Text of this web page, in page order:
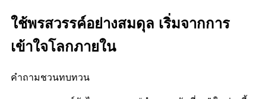
ใช้พรสวรรค์อย่างสมดุล เริ่มจากการ
เข้าใจโลกภายใน
คำถามชวนทบทวน